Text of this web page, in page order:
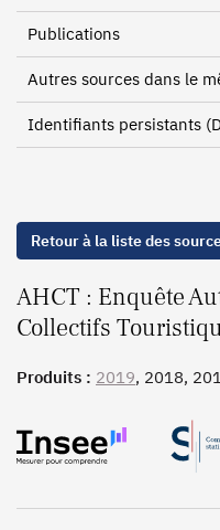
Publications
Autres sources dans le
Identifiants persistants
Retour à la liste des
AHCT : Enquête
Collectifs
Produits : 2019, 2018,